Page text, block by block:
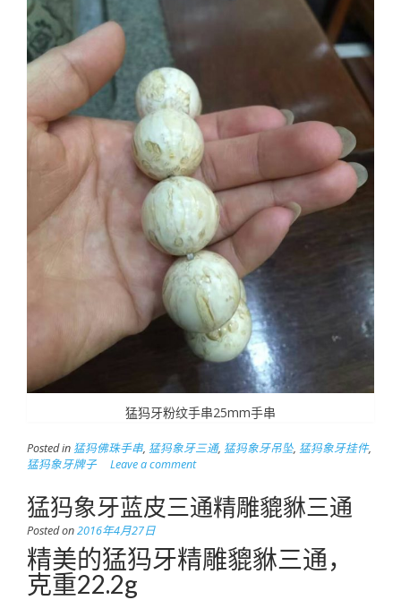
猛犸牙粉纹手串25mm手串
Posted in 猛犸佛珠手串, 猛犸象牙三通, 猛犸象牙吊坠, 猛犸象牙挂件,
猛犸象牙牌子
Leave a comment
猛犸象牙蓝皮三通精雕貔貅三通
Posted on2016年4月27日
精美的猛犸牙精雕貔貅三通，
克重22.2g